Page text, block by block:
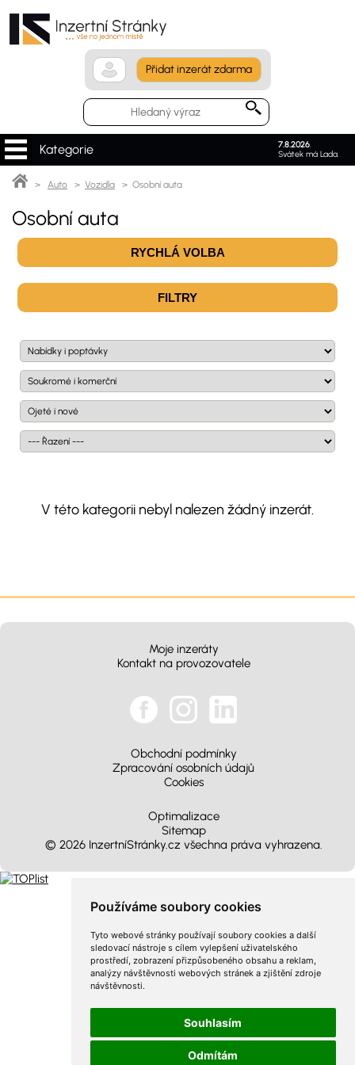
Používáme soubory cookies
Tyto webové stránky používají soubory cookies a další
sledovací nástroje s cílem vylepšení uživatelského
prostředí, zobrazení přizpůsobeného obsahu a reklam,
analýzy návštěvnosti webových stránek a zjištění zdroje
návštěvnosti.
Souhlasím
Odmítám
Přidat inzerát zdarma
7.8.2026.
Svátek má Lada.
Kategorie
> Auto > Vozidla > Osobní auta
Osobní auta
RYCHLÁ VOLBA
FILTRY
V této kategorii nebyl nalezen žádný inzerát.
Moje inzeráty
Kontakt na provozovatele
Obchodní podmínky
Zpracování osobních údajů
Cookies
Optimalizace
Sitemap
© 2026 InzertníStránky.cz všechna práva vyhrazena.